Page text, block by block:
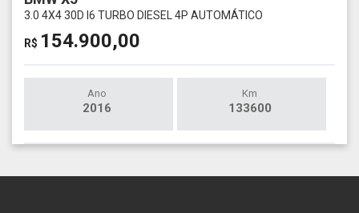
3.0 4X4 30D I6 TURBO DIESEL 4P AUTOMÁTICO
R$ 154.900,00
Ano
2016
Km
133600